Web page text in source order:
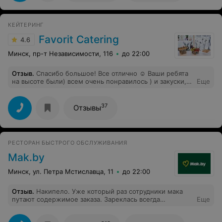
КЕЙТЕРИНГ
4.6 Favorit Catering
Минск, пр-т Независимости, 116 до 22:00
Отзыв. Спасибо большое! Все отлично ☺️ Ваши ребята
на высоте были) всем очень понравилось ) и закуски, и
большое
Еще
Отзывы37
РЕСТОРАН БЫСТРОГО ОБСЛУЖИВАНИЯ
Mak.by
Минск, ул. Петра Мстиславца, 11 до 22:00
Отзыв. Накипело. Уже который раз сотрудники мака
путают содержимое заказа. Зареклась всегда
три бургера - казалось бы,что можно напутать? Но нет.
Еще